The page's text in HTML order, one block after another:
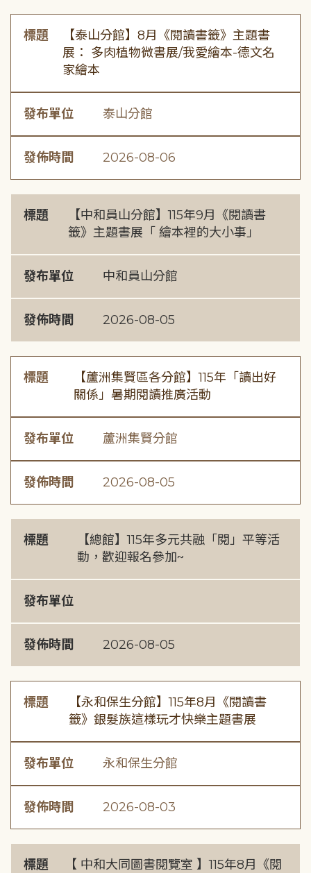
標題
【泰山分館】8月《閱讀書籤》主題書
展： 多肉植物微書展/我愛繪本-德文名
家繪本
發布單位 泰山分館
發佈時間 2026-08-06
標題
【中和員山分館】115年9月《閱讀書
籤》主題書展「 繪本裡的大小事」
發布單位 中和員山分館
發佈時間 2026-08-05
標題
【蘆洲集賢區各分館】115年「讀出好
關係」暑期閱讀推廣活動
發布單位 蘆洲集賢分館
發佈時間 2026-08-05
標題
【總館】115年多元共融「閱」平等活
動，歡迎報名參加~
發布單位
發佈時間 2026-08-05
標題
【永和保生分館】115年8月《閱讀書
籤》銀髮族這樣玩才快樂主題書展
發布單位 永和保生分館
發佈時間 2026-08-03
標題
【 中和大同圖書閱覽室 】115年8月《閱